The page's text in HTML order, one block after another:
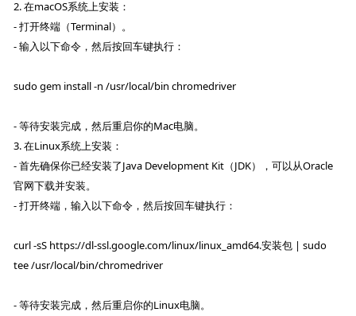
2. 在macOS系统上安装：
- 打开终端（Terminal）。
- 输入以下命令，然后按回车键执行：
sudo gem install -n /usr/local/bin chromedriver
- 等待安装完成，然后重启你的Mac电脑。
3. 在Linux系统上安装：
- 首先确保你已经安装了Java Development Kit（JDK），可以从Oracle
官网下载并安装。
- 打开终端，输入以下命令，然后按回车键执行：
curl -sS https://dl-ssl.google.com/linux/linux_amd64.安装包 | sudo
tee /usr/local/bin/chromedriver
- 等待安装完成，然后重启你的Linux电脑。